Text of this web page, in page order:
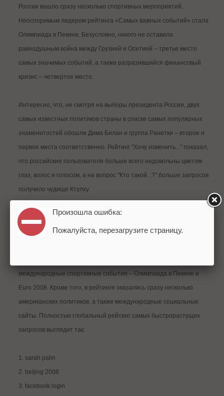
России вошло сразу несколько спортивных мероприятий.
Неоспоримым лидером рейтинга «Самых важных событий» стала
Олимпиада в Пекине. Безусловно, никого не оставила
равнодушным война между Грузией и Осетией – третье место
самых значимых событий, а также разразившийся финансовый
кризис – четвертое место.
Интересно, что, не смотря на выборы президента России, двух
самых известных политиков страны в списке самых популярных
знаменитостей обошли Дима Билан и группа Ранетки – второе и
первое места соответственно. Рейтинг "Хочу изменить..." показал,
что российские пользователи больше всего недовольны цветом
глаз, волос и голосом, а на вопрос "Кто такой...?" больше запросов
получило чудище Ктулху.
В дополнение к российским рейтингам на сайте Google Zeitgeist
2008 компания Google опубликовала данные о том, какие темы
международные спортивные события – Олимпиада в Пекине и
Euro 2008. Кроме того, в рейтинге оказались сразу несколько
американских политиков, а также международные социальные
сайты. Полностью глобальный рейтинг самых быстрорастущих
запросов выглядит так:
1. sarah palin
2. beijing 2008
3. facebook login
Произошла ошибка:
Пожалуйста, перезагрузите страницу.